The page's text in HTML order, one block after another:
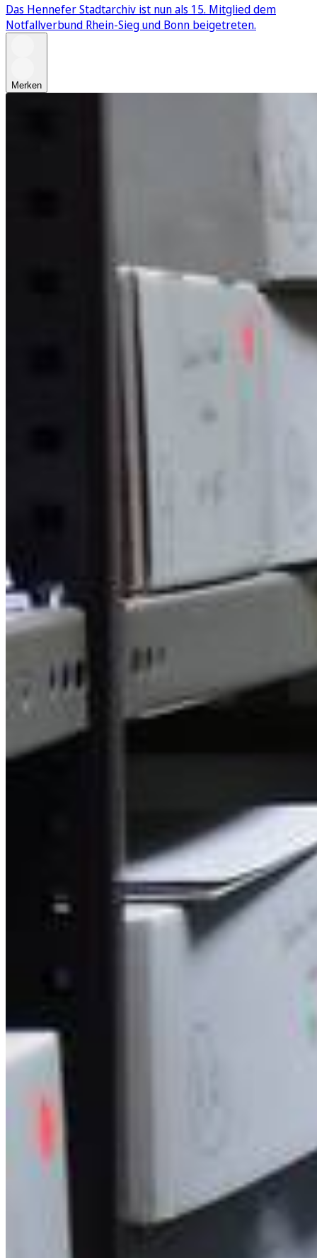
Das Hennefer Stadtarchiv ist nun als 15. Mitglied dem
Notfallverbund Rhein-Sieg und Bonn beigetreten.
Merken